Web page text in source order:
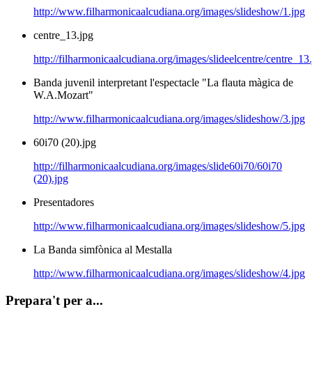
http://www.filharmonicaalcudiana.org/images/slideshow/1.jpg
centre_13.jpg
http://filharmonicaalcudiana.org/images/slideelcentre/
Banda juvenil interpretant l'espectacle "La flauta màgica de
W.A.Mozart"
http://www.filharmonicaalcudiana.org/images/slideshow/3.jpg
60i70 (20).jpg
http://filharmonicaalcudiana.org/images/slide60i70/60i70
(20).jpg
Presentadores
http://www.filharmonicaalcudiana.org/images/slideshow/5.jpg
La Banda simfònica al Mestalla
http://www.filharmonicaalcudiana.org/images/slideshow/4.jpg
Prepara't per a...